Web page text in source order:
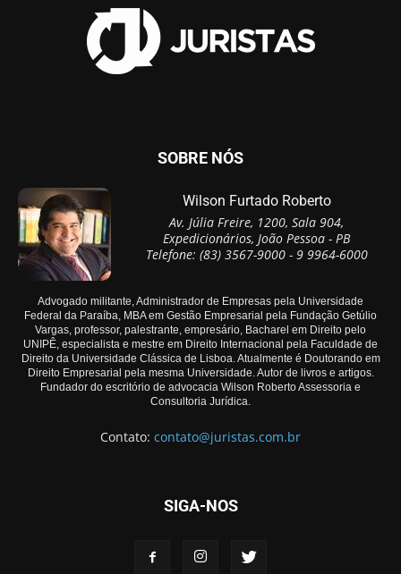
SOBRE NÓS
Wilson Furtado Roberto
Av. Júlia Freire, 1200, Sala 904,
Expedicionários, João Pessoa - PB
Telefone: (83) 3567-9000 - 9 9964-6000
Advogado militante, Administrador de Empresas pela Universidade
Federal da Paraíba, MBA em Gestão Empresarial pela Fundação Getúlio
Vargas, professor, palestrante, empresário, Bacharel em Direito pelo
UNIPÊ, especialista e mestre em Direito Internacional pela Faculdade de
Direito da Universidade Clássica de Lisboa. Atualmente é Doutorando em
Direito Empresarial pela mesma Universidade. Autor de livros e artigos.
Fundador do escritório de advocacia Wilson Roberto Assessoria e
Consultoria Jurídica.
Contato: contato@juristas.com.br
SIGA-NOS